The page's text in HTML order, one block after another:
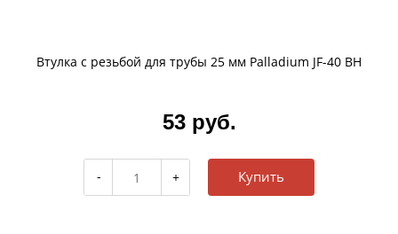
Втулка с резьбой для трубы 25 мм Palladium JF-40 BH
53 руб.
Купить